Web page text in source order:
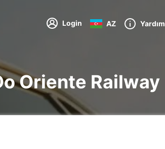
Login AZ Yardım
Oriente Railway